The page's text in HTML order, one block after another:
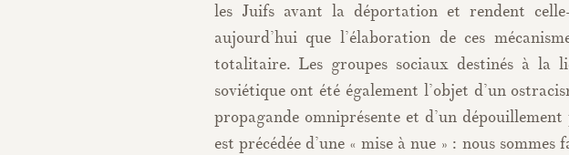
les Juifs avant la déportation et rendent
aujourd’hui que l’élaboration de ces
totalitaire. Les groupes sociaux destinés à la
soviétique ont été également l’objet d’un
propagande omniprésente et d’un
est précédée d’une « mise à nue » : nous